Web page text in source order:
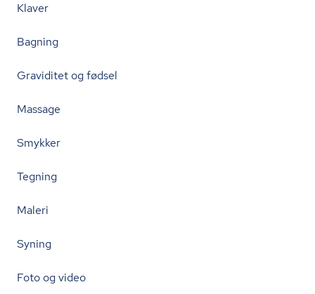
Klaver
Bagning
Graviditet og fødsel
Massage
Smykker
Tegning
Maleri
Syning
Foto og video